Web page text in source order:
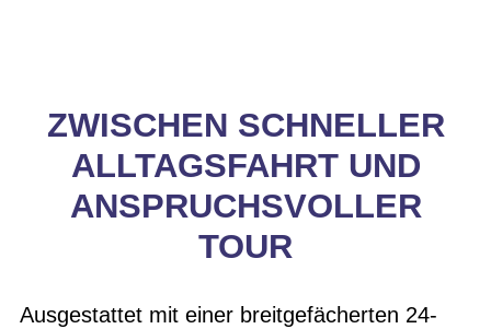
ZWISCHEN SCHNELLER
ALLTAGSFAHRT UND
ANSPRUCHSVOLLER
TOUR
Ausgestattet mit einer breitgefächerten 24-